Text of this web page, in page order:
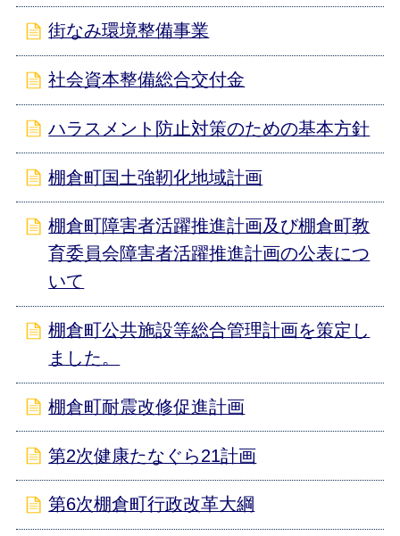
街なみ環境整備事業
社会資本整備総合交付金
ハラスメント防止対策のための基本方針
棚倉町国土強靭化地域計画
棚倉町障害者活躍推進計画及び棚倉町教
育委員会障害者活躍推進計画の公表につ
いて
棚倉町公共施設等総合管理計画を策定し
ました。
棚倉町耐震改修促進計画
第2次健康たなぐら21計画
第6次棚倉町行政改革大綱